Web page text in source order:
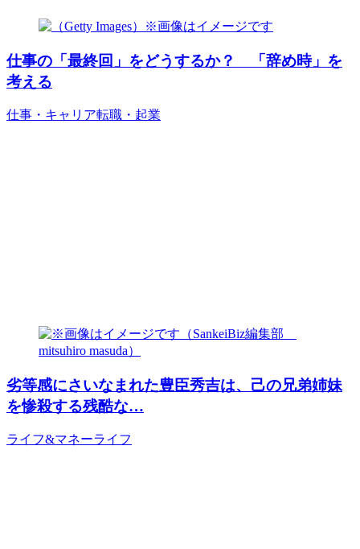
仕事の「最終回」をどうするか？ 「辞め時」を
考える
仕事・キャリア転職・起業
劣等感にさいなまれた豊臣秀吉は、己の兄弟姉妹
を惨殺する残酷な…
ライフ&マネーライフ